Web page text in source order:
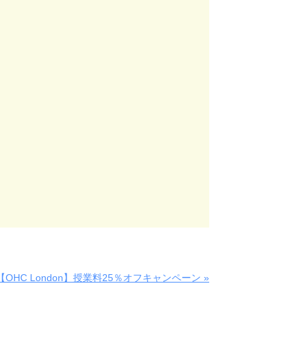
【OHC London】授業料25％オフキャンペーン »